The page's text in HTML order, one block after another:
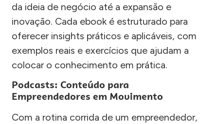
da ideia de negócio até a expansão e
inovação. Cada ebook é estruturado para
oferecer insights práticos e aplicáveis, com
exemplos reais e exercícios que ajudam a
colocar o conhecimento em prática.
Podcasts: Conteúdo para
Empreendedores em Movimento
Com a rotina corrida de um empreendedor,